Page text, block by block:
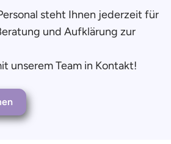
steht Ihnen jederzeit für
und Aufklärung zur
unserem Team in Kontakt!